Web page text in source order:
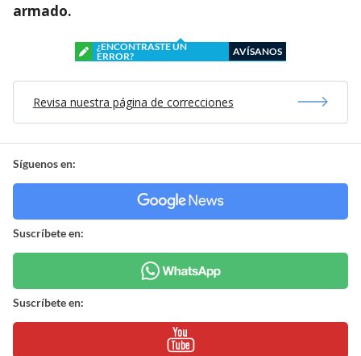
armado.
¿ENCONTRASTE UN
ERROR?
AVÍSANOS
Revisa nuestra página de correcciones
Síguenos en:
Suscríbete en:
Suscríbete en: